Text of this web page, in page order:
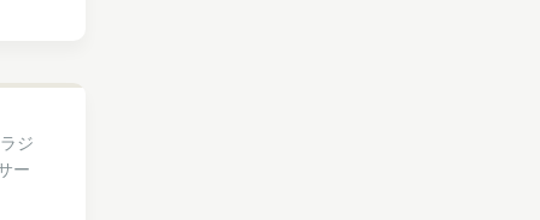
ジ
ー